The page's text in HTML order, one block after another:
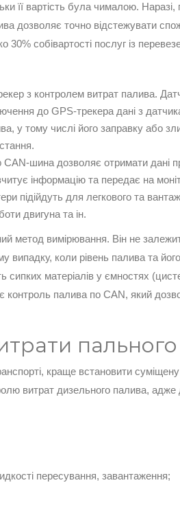
її вартість була чималою.
дозволяє точно відстежувати
собівартості послуг із
з контролем витрат палива.
до GPS-трекера дані з
у тому числі його заправку або
шина дозволяє отримати дані
інформацію та передає на
підійдуть для легкового та
двигуна та ін.
метод вимірювання. Він не
коли рівень палива та
матеріалів у ємностях
палива по CAN, який
пального
краще встановити
витрат дизельного палива,
пересування, завантаження;